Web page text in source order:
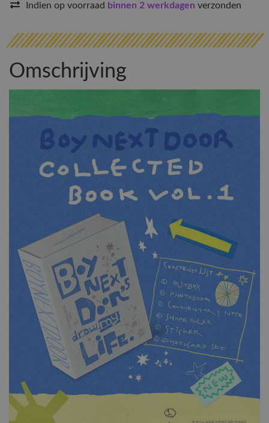
Indien op voorraad binnen 2 werkdagen verzonden
Omschrijving